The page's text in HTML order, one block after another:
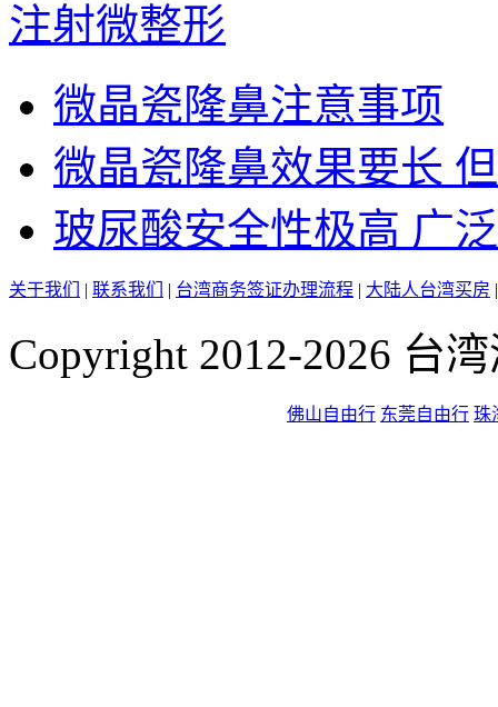
注射微整形
微晶瓷隆鼻注意事项
微晶瓷隆鼻效果要长
玻尿酸安全性极高 广
关于我们 | 联系我们 | 台湾商务签证办理流程 | 大陆人台湾买房
Copyright 2012-2026 台
佛山自由行 东莞自由行 珠